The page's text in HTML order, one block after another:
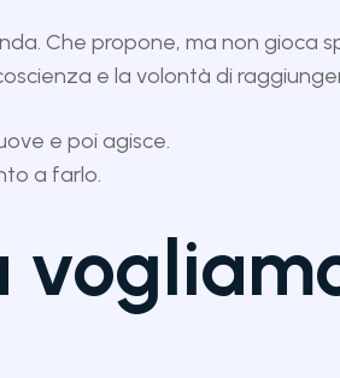
Che propone, ma non gioca
e la volontà di
e poi agisce.
a farlo.